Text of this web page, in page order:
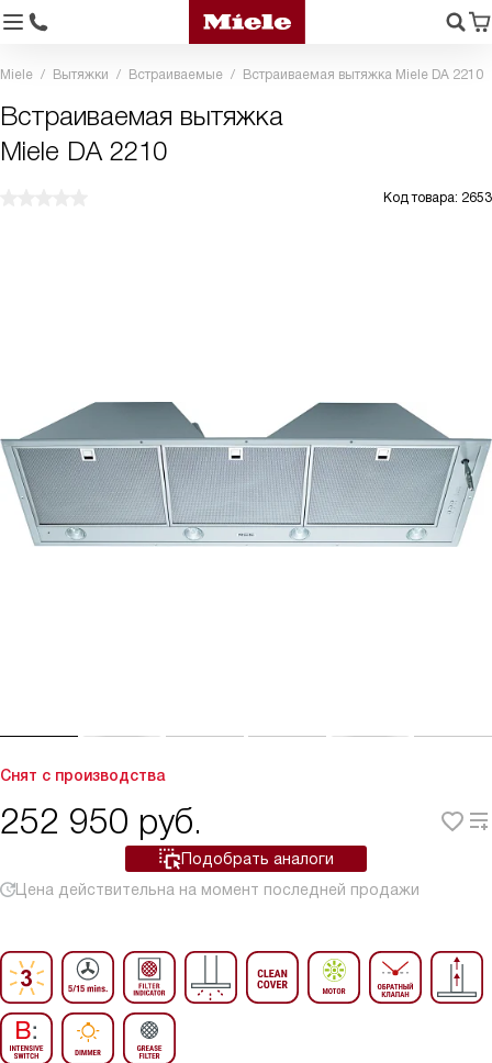
Miele Вытяжки Встраиваемые Встраиваемая вытяжка Miele DA 2210
Встраиваемая вытяжка
Miele DA 2210
Код товара: 2653
Снят с производства
252 950 руб.
Подобрать аналоги
Цена действительна на момент последней продажи